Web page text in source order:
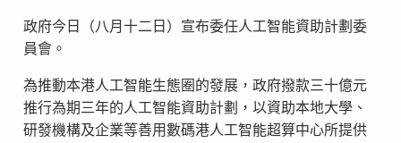
政府今日（八月十二日）宣布委任人工智能資助計劃委
員會。
為推動本港人工智能生態圈的發展，政府撥款三十億元
推行為期三年的人工智能資助計劃，以資助本地大學、
研發機構及企業等善用數碼港人工智能超算中心所提供